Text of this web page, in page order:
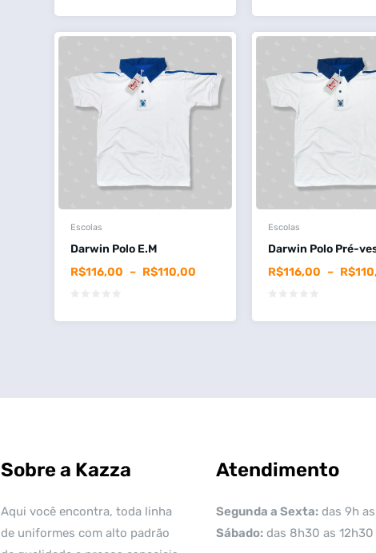
Escolas
Darwin Polo E.M
R$110,00
–
R$116,00
Escolas
Darwin Polo Pré-
R$
–
R$116,00
Sobre a Kazza
Aqui você encontra, toda linha
de uniformes com alto padrão
Atendimento
Segunda a Sexta:das 9h as
Sábado:das 8h30 as 12h30